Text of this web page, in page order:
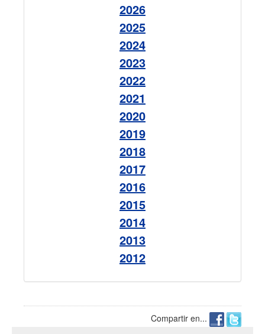
2026
2025
2024
2023
2022
2021
2020
2019
2018
2017
2016
2015
2014
2013
2012
Compartir en...